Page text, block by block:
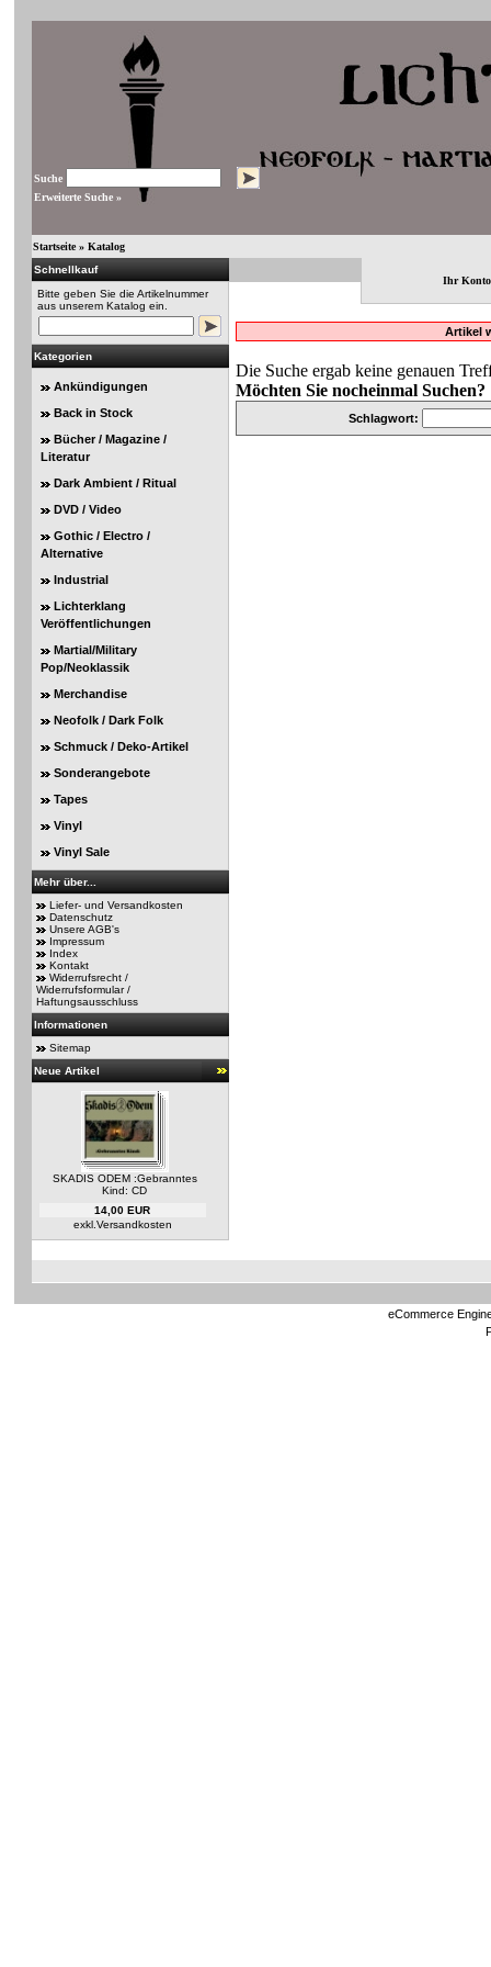
Suche
Erweiterte Suche »
Startseite» Katalog
Schnellkauf
Bitte geben Sie die Artikelnummer
aus unserem Katalog ein.
Kategorien
Ankündigungen
Back in Stock
Bücher / Magazine /
Literatur
Dark Ambient / Ritual
DVD / Video
Gothic / Electro /
Alternative
Industrial
Lichterklang
Veröffentlichungen
Martial/Military
Pop/Neoklassik
Merchandise
Neofolk / Dark Folk
Schmuck / Deko-Artikel
Sonderangebote
Tapes
Vinyl
Vinyl Sale
Mehr über...
Liefer- und Versandkosten
Datenschutz
Unsere AGB's
Impressum
Index
Kontakt
Widerrufsrecht /
Widerrufsformular /
Haftungsausschluss
Informationen
Sitemap
Neue Artikel
SKADIS ODEM :Gebranntes
Kind: CD
14,00 EUR
exkl. Versandkosten
Ihr Konto
Artikel
Die Suche ergab keine genauen
Möchten Sie nocheinmal Suchen?
Schlagwort:
eCommerce